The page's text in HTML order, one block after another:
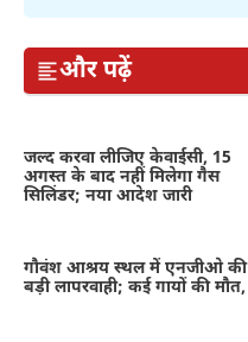
और पढ़ें
जल्द करवा लीजिए केवाईसी, 15
अगस्त के बाद नहीं मिलेगा गैस
सिलिंडर; नया आदेश जारी
गौवंश आश्रय स्थल में एनजीओ की
बड़ी लापरवाही; कई गायों की मौत,